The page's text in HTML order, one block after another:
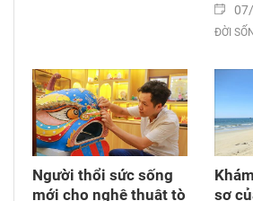
ĐỜI
Người thổi sức sống
mới cho nghệ thuật tò
sơ